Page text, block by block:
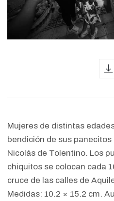
Mujeres de distintas
bendición de sus
Nicolás de Tolentino. Los
chiquitos se colocan cada
cruce de las calles de
Medidas: 10.2 × 15.2 cm.